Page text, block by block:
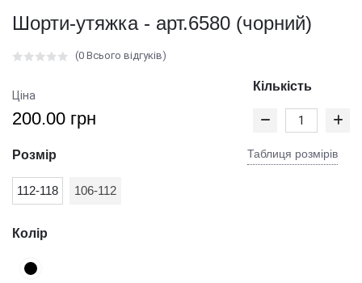
Шорти-утяжка - арт.6580 (чорний)
(0 Всього відгуків)
Ціна
200.00 грн
Кількість
Розмір Таблиця розмірів
112-118 106-112
Колір